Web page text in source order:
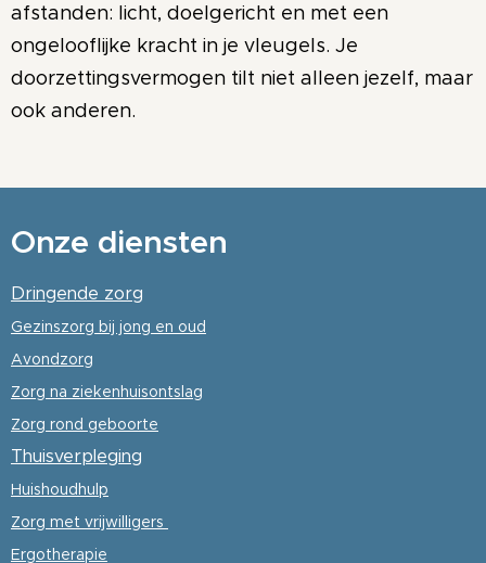
afstanden: licht, doelgericht en met een
ongelooflijke kracht in je vleugels. Je
doorzettingsvermogen tilt niet alleen jezelf, maar
ook anderen.
Onze diensten
Dringende zorg
Gezinszorg bij jong en oud
Avondzorg
Zorg na ziekenhuisontslag
Zorg rond geboorte
Thuisverpleging
Huishoudhulp
Zorg met vrijwilligers
Ergotherapie